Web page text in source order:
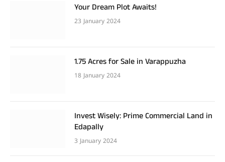
Your Dream Plot Awaits!
23 January 2024
1.75 Acres for Sale in Varappuzha
18 January 2024
Invest Wisely: Prime Commercial Land in
Edapally
3 January 2024